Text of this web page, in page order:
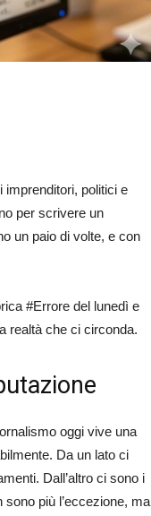
imprenditori, politici e
per scrivere un
un paio di volte, e con
#Errore del lunedì e
realtà che ci circonda.
oggi vive una
Da un lato ci
Dall’altro ci sono i
più l’eccezione, ma